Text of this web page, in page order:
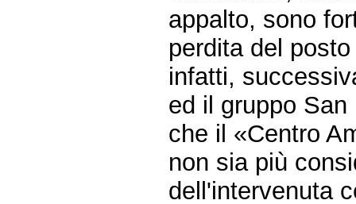
appalto, sono
perdita del
infatti,
ed il gruppo
che il «Centro
non sia più
dell'intervenuta